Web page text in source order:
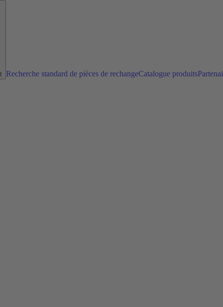
Recherche standard de pièces de rechangeCatalogue produits